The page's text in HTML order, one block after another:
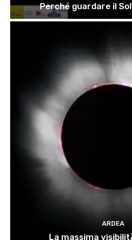
Perché guardare il
ARDEA
La massima